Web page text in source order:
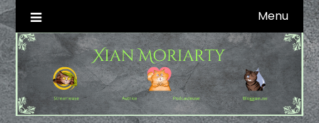
Skip
to
content
Xian Moriarty
Autrice SFFF & Blogueuse & Streameuse Menu